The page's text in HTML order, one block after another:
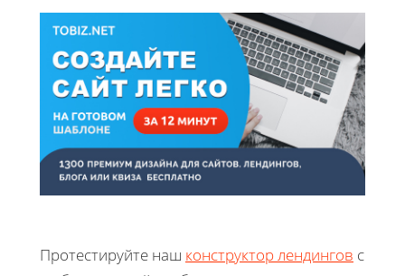
Протестируйте наш конструктор лендингов с